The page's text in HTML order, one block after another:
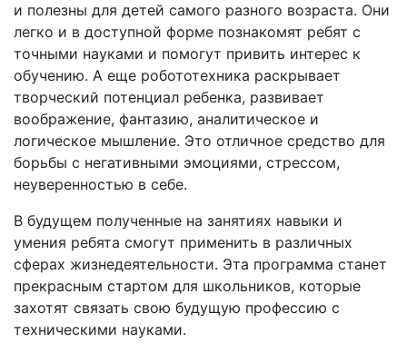
и полезны для детей самого разного возраста. Они
легко и в доступной форме познакомят ребят с
точными науками и помогут привить интерес к
обучению. А еще робототехника раскрывает
творческий потенциал ребенка, развивает
воображение, фантазию, аналитическое и
логическое мышление. Это отличное средство для
борьбы с негативными эмоциями, стрессом,
неуверенностью в себе.
В будущем полученные на занятиях навыки и
умения ребята смогут применить в различных
сферах жизнедеятельности. Эта программа станет
прекрасным стартом для школьников, которые
захотят связать свою будущую профессию с
техническими науками.